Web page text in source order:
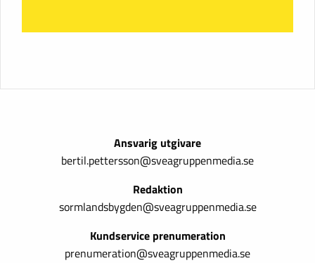
Ansvarig utgivare
bertil.pettersson@sveagruppenmedia.se
Redaktion
sormlandsbygden@sveagruppenmedia.se
Kundservice prenumeration
prenumeration@sveagruppenmedia.se